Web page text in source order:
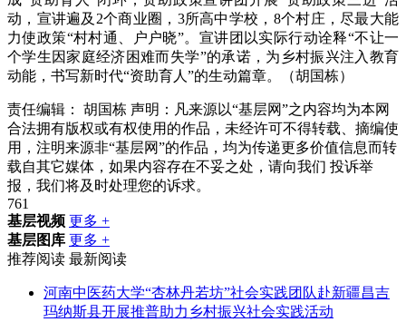
动，宣讲遍及2个商业圈，3所高中学校，8个村庄，尽最大能
力使政策“村村通、户户晓”。宣讲团以实际行动诠释“不让一
个学生因家庭经济困难而失学”的承诺，为乡村振兴注入教育
动能，书写新时代“资助育人”的生动篇章。（胡国栋）
责任编辑： 胡国栋 声明：凡来源以“基层网”之内容均为本网
合法拥有版权或有权使用的作品，未经许可不得转载、摘编使
用，注明来源非“基层网”的作品，均为传递更多价值信息而转
载自其它媒体，如果内容存在不妥之处，请向我们 投诉举
报 ，我们将及时处理您的诉求。
761
基层视频 更多 +
基层图库 更多 +
推荐阅读 最新阅读
河南中医药大学“杏林丹若坊”社会实践团队赴新疆昌吉
玛纳斯县开展推普助力乡村振兴社会实践活动